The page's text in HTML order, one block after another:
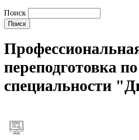
Поиск
переподготовка по
специальности